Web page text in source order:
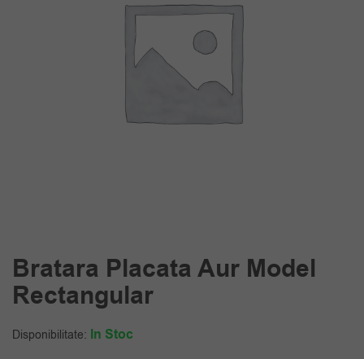
Bratara Placata Aur Model
Rectangular
Disponibilitate: In Stoc